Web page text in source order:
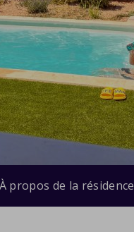
À propos de la résidence